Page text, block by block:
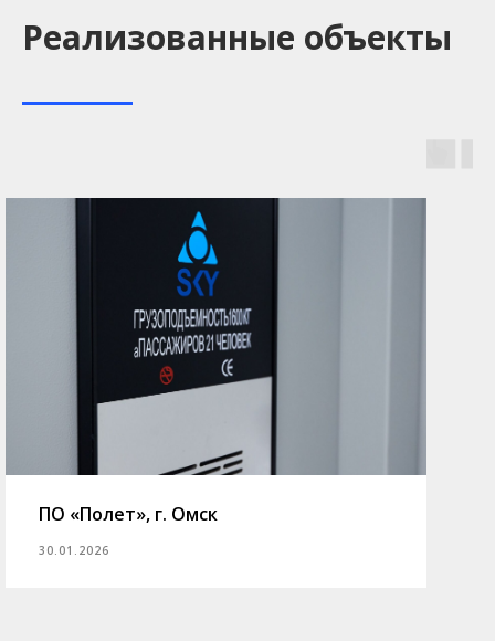
Реализованные объекты
ПО «Полет», г. Омск
30.01.2026